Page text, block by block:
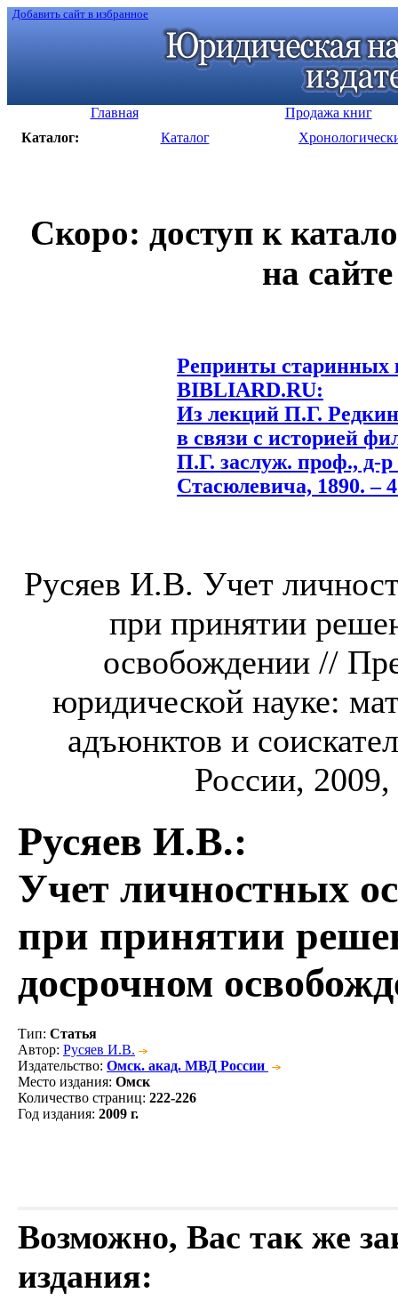
Добавить сайт в избранное
Главная
Продажа книг
Каталог:
Каталог
Скоро: доступ к
на
Репринты старинных
BIBLIARD.RU:
Из лекций П.Г.
в связи с историей
П.Г. заслуж. проф.,
Стасюлевича, 1890. –
Русяев И.В. Учет
при принятии
освобождении //
юридической науке:
адъюнктов и
России,
Русяев И.В.:
Учет личностных
при принятии
досрочном
Тип: Статья
Автор: Русяев И.В.
Издательство: Омск. акад. МВД России
Место издания: Омск
Количество страниц: 222-226
Год издания: 2009 г.
Возможно, Вас так же
издания: